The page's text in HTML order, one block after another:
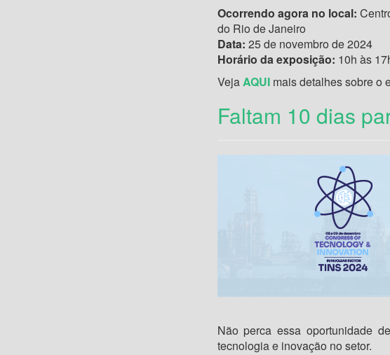
Ocorrendo agora no local:
do Rio de Janeiro
Data: 25 de novembro de 2024
Horário da exposição: 10h às
VejaAQUImais detalhes sobre o
Faltam 10 dias
Não perca essa oportunidade
tecnologia e inovação no setor.